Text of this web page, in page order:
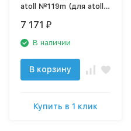
atoll №119m (для atoll
7 171 ₽
В наличии
В корзину
Купить в 1 клик